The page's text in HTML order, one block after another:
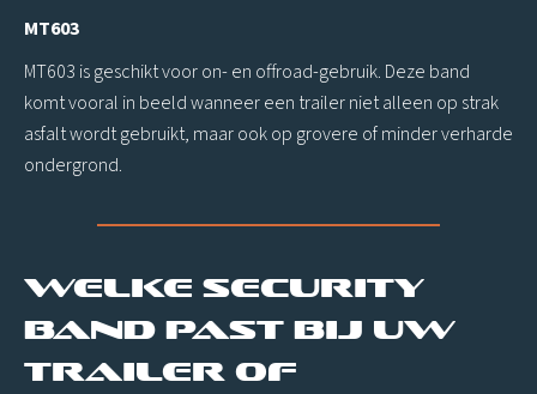
MT603
MT603 is geschikt voor on- en offroad-gebruik. Deze band
komt vooral in beeld wanneer een trailer niet alleen op strak
asfalt wordt gebruikt, maar ook op grovere of minder verharde
ondergrond.
Welke Security
band past bij uw
trailer of